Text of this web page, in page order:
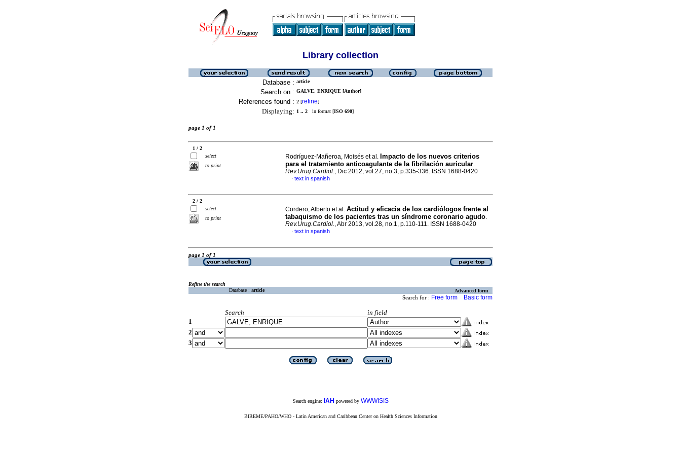
Library collection
Database : article
Search on : GALVE, ENRIQUE [Author]
References found : 2 [refine]
Displaying: 1 .. 2 in format [ISO 690]
page 1 of 1
1 / 2
select
to print
Rodríguez-Mañeroa, Moisés et al. Impacto de los nuevos criterios
para el tratamiento anticoagulante de la fibrilación auricular.
Rev.Urug.Cardiol., Dic 2012, vol.27, no.3, p.335-336. ISSN 1688-0420
· text in spanish
2 / 2
select
to print
Cordero, Alberto et al. Actitud y eficacia de los cardiólogos frente al
tabaquismo de los pacientes tras un síndrome coronario agudo.
Rev.Urug.Cardiol., Abr 2013, vol.28, no.1, p.110-111. ISSN 1688-0420
· text in spanish
page 1 of 1
Refine the search
Database : article Advanced form
Search for : Free form Basic form
Search
in field
1
2
3
Search engine: iAH powered by WWWISIS
BIREME/PAHO/WHO - Latin American and Caribbean Center on Health Sciences Information